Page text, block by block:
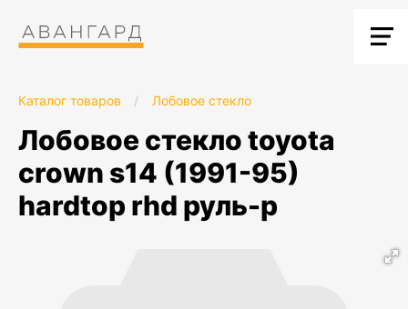
Каталог товаров / Лобовое стекло
лобовое стекло toyota
crown s14 (1991-95)
hardtop rhd руль-p